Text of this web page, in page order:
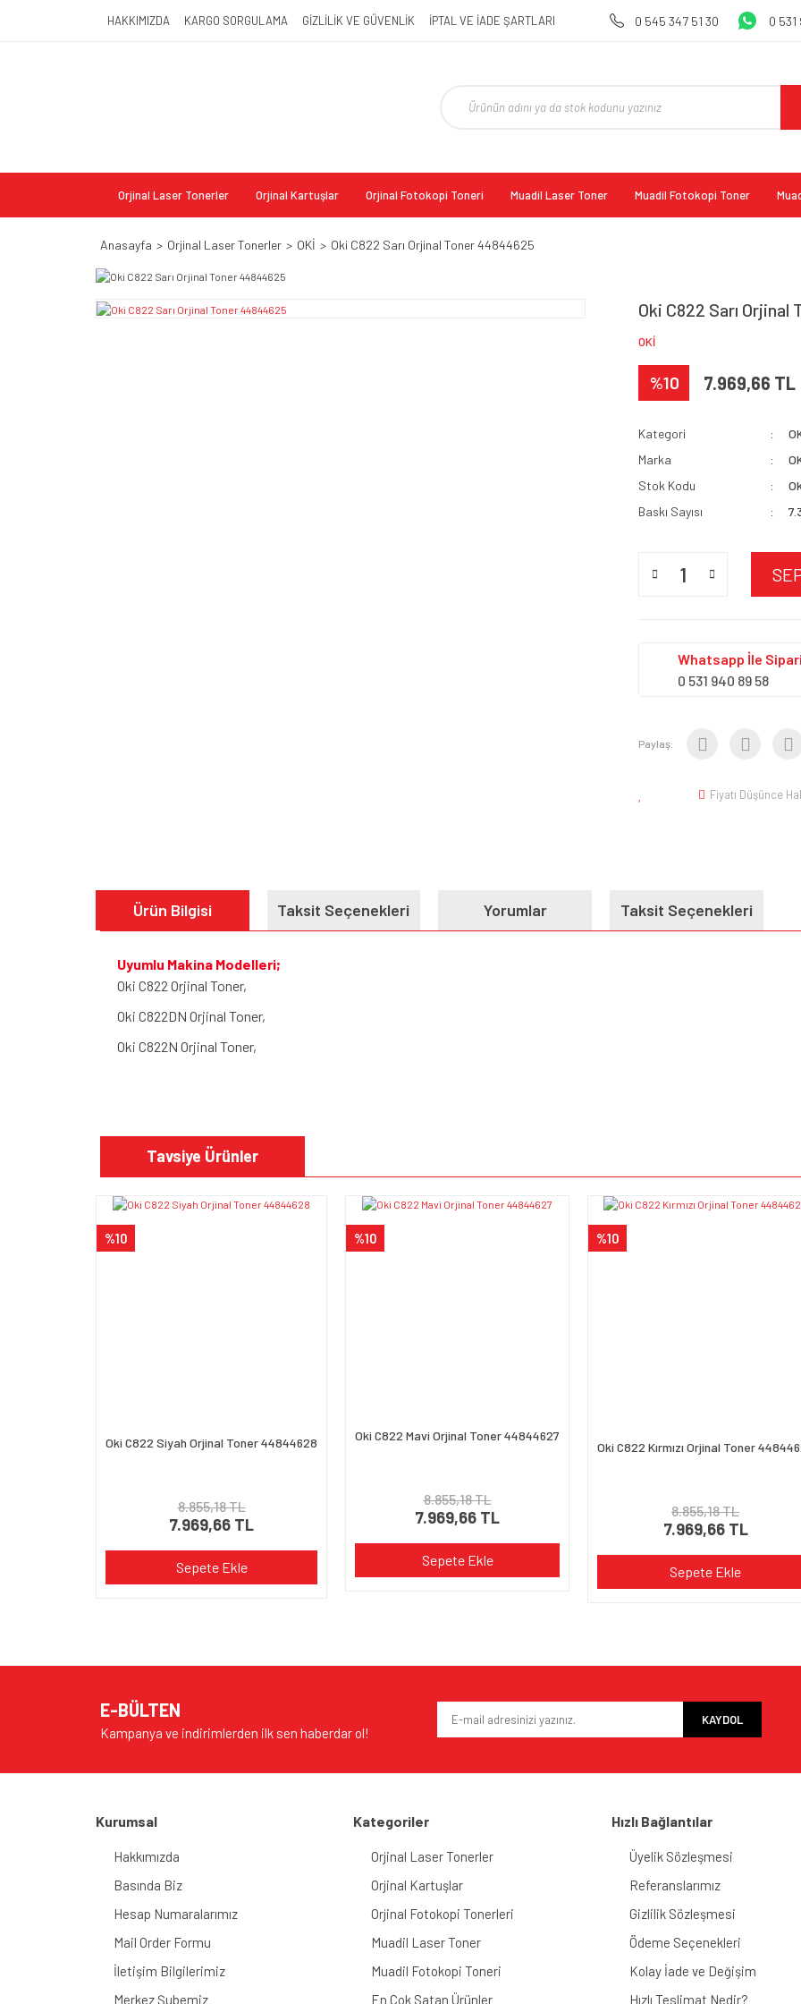
HAKKIMIZDA KARGO SORGULAMA GİZLİLİK VE GÜVENLİK İPTAL VE İADE ŞARTLARI 0 545 347 51 30 0
Orjinal Laser Tonerler Orjinal Kartuşlar Orjinal Fotokopi Toneri Muadil Laser Toner Muadil Fotokopi Toner
Anasayfa Orjinal Laser Tonerler OKİ Oki C822 Sarı Orjinal Toner 44844625
Oki C822 Sarı
OKİ
%10 7.969,66 TL
Kategori
Marka
Stok Kodu
Baskı Sayısı
Whatsapp İle
0 531 940 89 58
Paylaş:
Fiyatı Düşünce
Ürün Bilgisi Taksit Seçenekleri Yorumlar Taksit Seçenekleri
Uyumlu Makina Modelleri;
Oki C822 Orjinal Toner,
Oki C822DN Orjinal Toner,
Oki C822N Orjinal Toner,
Yorum Yaz
Görüş ve önerileriniz için teşekkür ederiz.
Ürün açıklamasında eksik bilgiler bulunuyor.
Tavsiye Ürünler
%10
Oki C822 Siyah Orjinal Toner 44844628
8.855,18 TL
7.969,66 TL
Sepete Ekle
%10
Oki C822 Mavi Orjinal Toner 44844627
8.855,18 TL
7.969,66 TL
Sepete Ekle
%10
Oki C822 Kırmızı Orjinal Toner
8.855,18 TL
7.969,66 TL
Sepete Ekle
E-BÜLTEN
Kampanya ve indirimlerden ilk sen haberdar ol!
KAYDOL
Kurumsal
Hakkımızda
Basında Biz
Hesap Numaralarımız
Mail Order Formu
İletişim Bilgilerimiz
Merkez Şubemiz
Kategoriler
Orjinal Laser Tonerler
Orjinal Kartuşlar
Orjinal Fotokopi Tonerleri
Muadil Laser Toner
Muadil Fotokopi Toneri
En Çok Satan Ürünler
Hızlı Bağlantılar
Üyelik Sözleşmesi
Referanslarımız
Gizlilik Sözleşmesi
Ödeme Seçenekleri
Kolay İade ve Değişim
Hızlı Teslimat Nedir?